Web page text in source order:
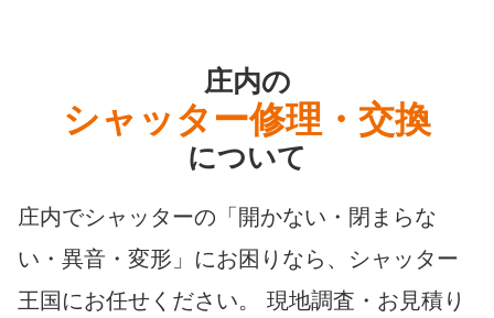
庄内の
シャッター修理・交換
について
庄内でシャッターの「開かない・閉まらな
い・異音・変形」にお困りなら、シャッター
王国にお任せください。 現地調査・お見積り